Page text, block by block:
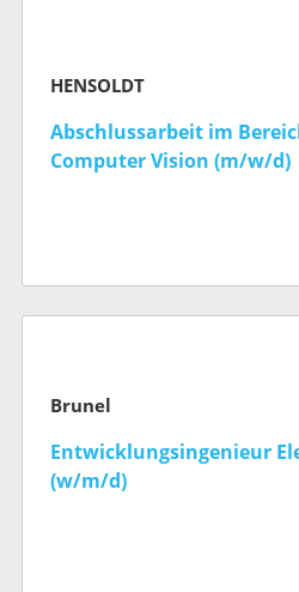
HENSOLDT
Abschlussarbeit im
Computer Vision (m/w/d)
Brunel
Entwicklungsingenieur
(w/m/d)